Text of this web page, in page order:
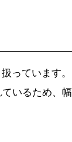
っています。
いるため、